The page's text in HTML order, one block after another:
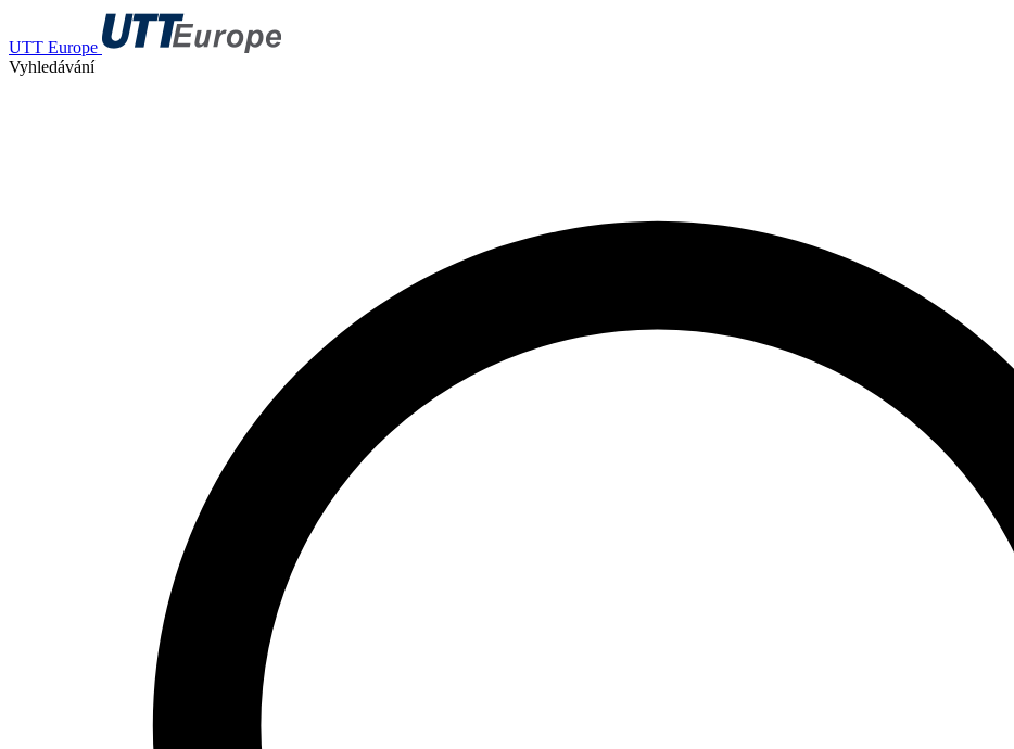
UTT Europe
Vyhledávání